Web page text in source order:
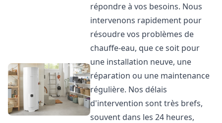
répondre à vos besoins. Nous
intervenons rapidement pour
résoudre vos problèmes de
chauffe-eau, que ce soit pour
une installation neuve, une
réparation ou une maintenance
régulière. Nos délais
d'intervention sont très brefs,
souvent dans les 24 heures,